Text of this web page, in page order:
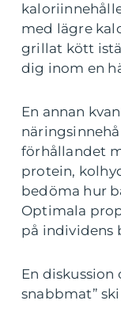
med lägre
grillat kött
dig inom en
En annan
förhållandet
protein,
bedöma hur
Optimala
på individens
En
snabbmat”